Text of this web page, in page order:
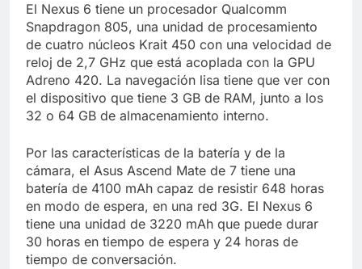
El Nexus 6 tiene un procesador Qualcomm
Snapdragon 805, una unidad de procesamiento
de cuatro núcleos Krait 450 con una velocidad de
reloj de 2,7 GHz que está acoplada con la GPU
Adreno 420. La navegación lisa tiene que ver con
el dispositivo que tiene 3 GB de RAM, junto a los
32 o 64 GB de almacenamiento interno.
Por las características de la batería y de la
cámara, el Asus Ascend Mate de 7 tiene una
batería de 4100 mAh capaz de resistir 648 horas
en modo de espera, en una red 3G. El Nexus 6
tiene una unidad de 3220 mAh que puede durar
30 horas en tiempo de espera y 24 horas de
tiempo de conversación.